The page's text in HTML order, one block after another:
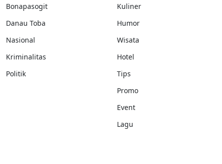
Bonapasogit
Danau Toba
Nasional
Kriminalitas
Politik
Kuliner
Humor
Wisata
Hotel
Tips
Promo
Event
Lagu